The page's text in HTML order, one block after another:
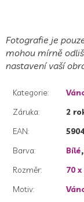
Fotografie je
mohou mírně
nastavení vaší
Kategorie:
Záruka:
2
EAN:
Barva: Bílé,
Rozměr: 70
Motiv: